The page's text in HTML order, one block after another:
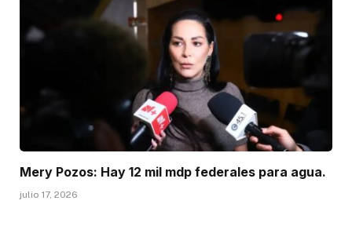
Mery Pozos: Hay 12 mil mdp federales para agua.
julio 17, 2026